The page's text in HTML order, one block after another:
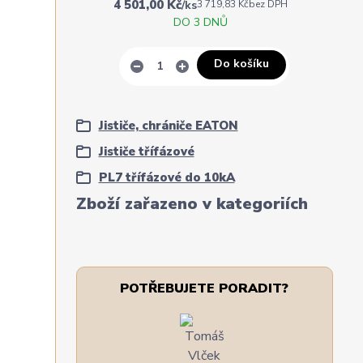
Zboží zařazeno v kategoriích
Jističe, chrániče EATON
Jističe třífázové
PL7 třífázové do 10kA
4 501,00 Kč/ks3 719,83 Kčbez DPH
DO 3 DNŮ
Do košíku
POTŘEBUJETE PORADIT?